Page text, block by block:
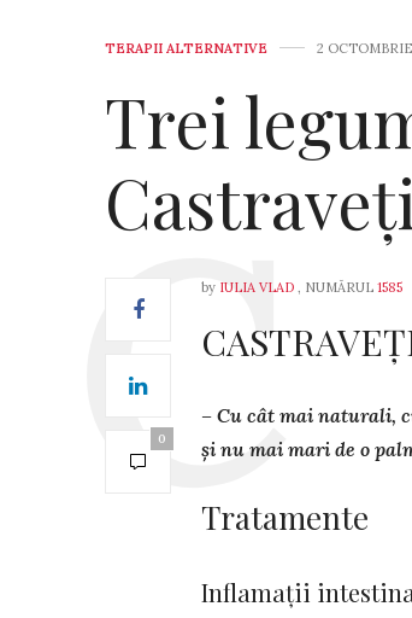
TERAPII ALTERNATIVE 2
Trei
0
by IULIA VLAD , NUMĂRUL 1585
– Cu cât mai naturali,
și nu mai mari de o
Tratamente
Inflamații